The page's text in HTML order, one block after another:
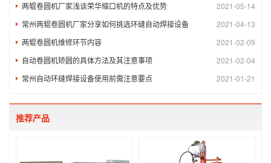
2021-05-14
两辊卷圆机厂家浅谈荣华缩口机的特点及优势
2021-04-13
常州两辊卷圆机厂家分享如何挑选环缝自动焊接设备
2021-02-09
两辊卷圆机维修环节内容
2021-02-04
自动卷圆机矫圆的具体方法及其注意事项
2021-01-21
常州自动环缝焊接设备使用前需注意要点
推荐产品